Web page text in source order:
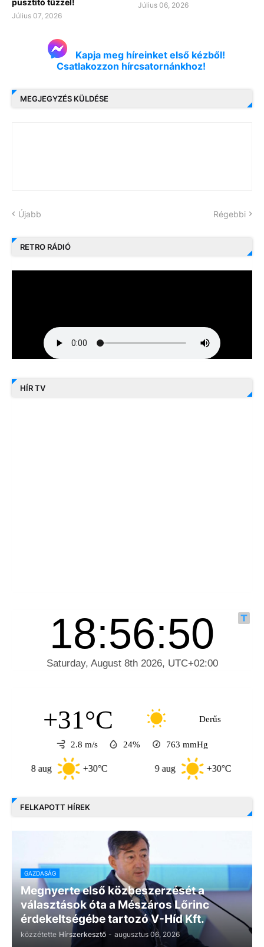
Július 07, 2026
Július 06, 2026
Kapja meg híreinket első kézből!
Csatlakozzon hírcsatornánkhoz!
MEGJEGYZÉS KÜLDÉSE
Újabb Régebbi
RETRO RÁDIÓ
HÍR TV
+31°C Derűs
2.8 m/s 24% 763 mmHg
+30°C +30°C
FELKAPOTT HÍREK
GAZDASÁG
Megnyerte első közbeszerzését a
választások óta a Mészáros Lőrinc
érdekeltségébe tartozó V-Híd Kft.
közzétette Hírszerkesztő - augusztus 06, 2026